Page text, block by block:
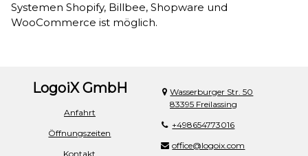
Systemen Shopify, Billbee, Shopware und
WooCommerce ist möglich.
LogoiX GmbH
Anfahrt
Öffnungszeiten
Kontakt
Wasserburger Str. 50
83395 Freilassing
+498654773016
office@logoix.com